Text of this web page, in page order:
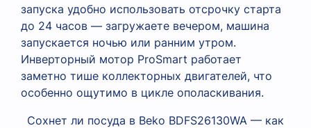
запуска удобно использовать отсрочку старта
до 24 часов — загружаете вечером, машина
запускается ночью или ранним утром.
Инверторный мотор ProSmart работает
заметно тише коллекторных двигателей, что
особенно ощутимо в цикле ополаскивания.
Сохнет ли посуда в Beko BDFS26130WA — как